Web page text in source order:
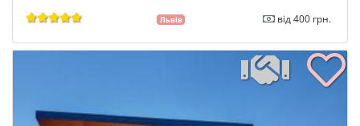
Львів від 400 грн.